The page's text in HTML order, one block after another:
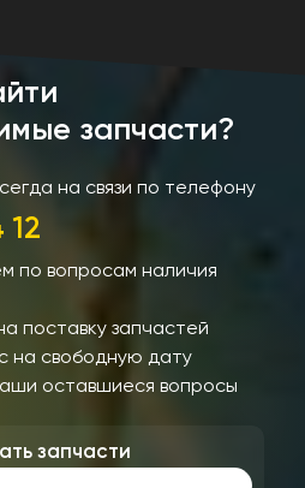
запчасти?
на связи по телефону
12
по вопросам наличия
поставку запчастей
на свободную дату
оставшиеся вопросы
запчасти